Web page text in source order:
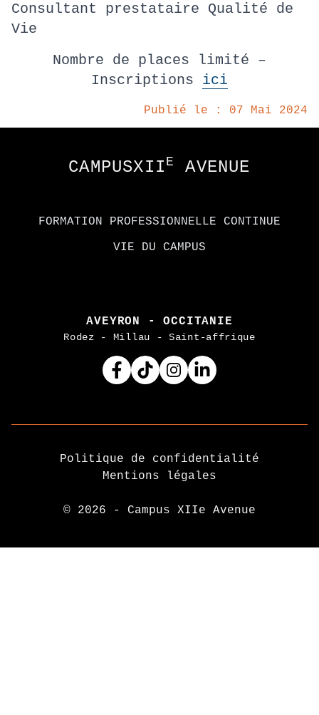
Consultant prestataire Qualité de
Vie
Nombre de places limité –
Inscriptions ici
Publié le : 07 Mai 2024
CAMPUSXII E AVENUE
FORMATION PROFESSIONNELLE CONTINUE
VIE DU CAMPUS
AVEYRON - OCCITANIE
Rodez - Millau - Saint-affrique
Facebook
TiktokInstagram
Linkedin
Politique de confidentialité
Mentions légales
© 2026 - Campus XIIe Avenue